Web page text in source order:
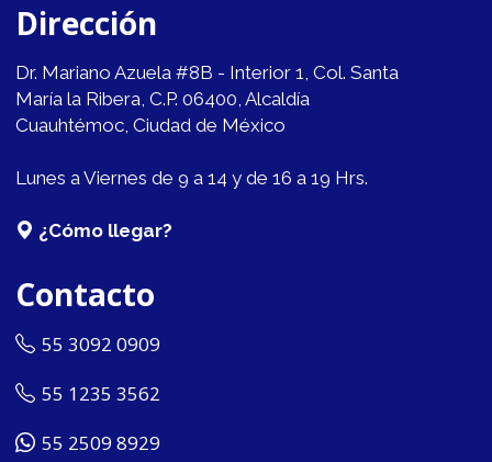
Dirección
Dr. Mariano Azuela #8B - Interior 1, Col. Santa
María la Ribera, C.P. 06400, Alcaldía
Cuauhtémoc, Ciudad de México
Lunes a Viernes de 9 a 14 y de 16 a 19 Hrs.
¿Cómo llegar?
Contacto
55 3092 0909
55 1235 3562
55 2509 8929